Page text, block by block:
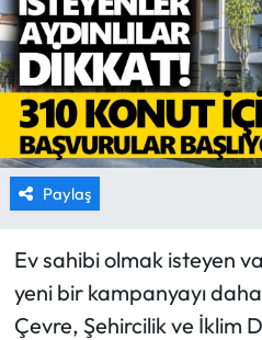
Paylaş
Ev sahibi olmak isteyen
yeni bir kampanyayı
Çevre, Şehircilik ve İklim
TARIM
TURİZM
YAŞAM
RESMİ İLANLAR
HABER İLAN